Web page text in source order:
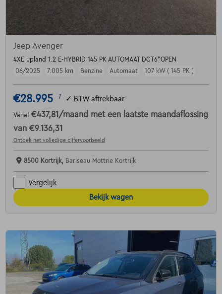
Jeep Avenger
4XE upland 1.2 E-HYBRID 145 PK AUTOMAAT DCT6*OPEN
06/2025
7.005 km Benzine Automaat 107 kW ( 145 PK )
€28.995 1 ✓ BTW aftrekbaar
Vanaf €437,81 /maand met een laatste maandaflossing
van €9.136,31
Ontdek het volledige cijfervoorbeeld
8500 Kortrijk, Bariseau Mottrie Kortrijk
Vergelijk
Bekijk wagen